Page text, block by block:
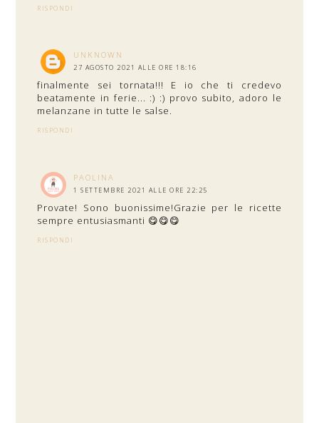
RISPONDI
UNKNOWN
27 AGOSTO 2021 ALLE ORE 18:16
finalmente sei tornata!!! E io che ti credevo
beatamente in ferie... :) :) provo subito, adoro le
melanzane in tutte le salse.
RISPONDI
PAOLINA
1 SETTEMBRE 2021 ALLE ORE 22:25
Provate! Sono buonissime!Grazie per le ricette
sempre entusiasmanti 😋😋😋
RISPONDI